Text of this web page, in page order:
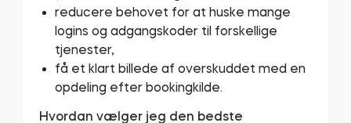
reducere behovet for at huske mange
logins og adgangskoder til forskellige
tjenester,
få et klart billede af overskuddet med en
opdeling efter bookingkilde.
Hvordan vælger jeg den bedste